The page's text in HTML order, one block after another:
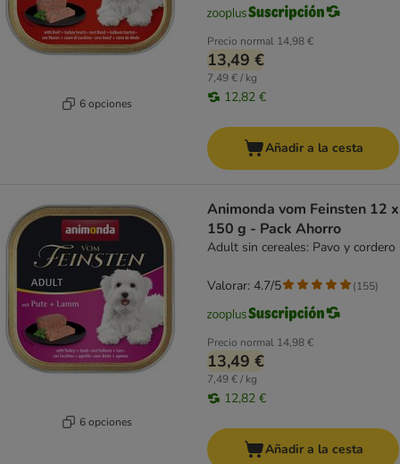
6 opciones
Precio normal 14,98 €
13,49 €
7,49 € / kg
12,82 €
Añadir a la cesta
6 opciones
Animonda vom Feinsten 12 x
150 g - Pack Ahorro
Adult sin cereales: Pavo y cordero
Precio normal 14,98 €
13,49 €
7,49 € / kg
12,82 €
Valorar: 4.7/5 (155)
Añadir a la cesta